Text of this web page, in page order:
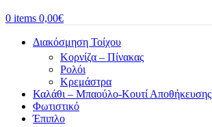
0 items 0,00€
Διακόσμηση Τοίχου
Κορνίζα – Πίνακας
Ρολόι
Κρεμάστρα
Καλάθι – Μπαούλο-Κουτί Αποθήκευσης
Φωτιστικό
Έπιπλο